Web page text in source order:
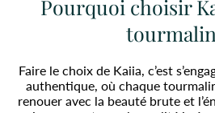
Pourquoi choisir
Faire le choix de Kaiia, c’est
authentique, où chaque
renouer avec la beauté brute et